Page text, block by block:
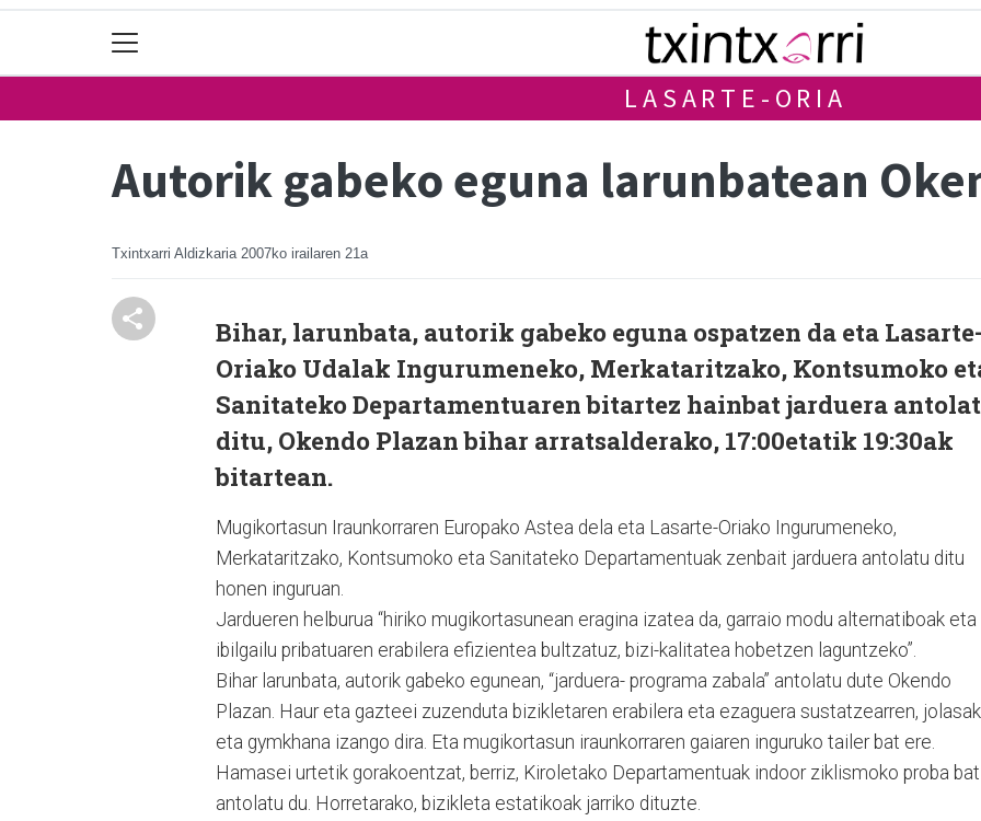
LASARTE-ORIA
Autorik gabeko eguna larunbatean
Txintxarri Aldizkaria 2007ko irailaren 21a
Bihar, larunbata, autorik gabeko eguna ospatzen da eta
Oriako Udalak Ingurumeneko, Merkataritzako, Kontsumoko
Sanitateko Departamentuaren bitartez hainbat jarduera
ditu, Okendo Plazan bihar arratsalderako, 17:00etatik 19:30ak
bitartean.
Mugikortasun Iraunkorraren Europako Astea dela eta Lasarte-Oriako Ingurumeneko,
Merkataritzako, Kontsumoko eta Sanitateko Departamentuak zenbait jarduera antolatu ditu
honen inguruan.
Jardueren helburua “hiriko mugikortasunean eragina izatea da, garraio modu alternatiboak eta
ibilgailu pribatuaren erabilera efizientea bultzatuz, bizi-kalitatea hobetzen laguntzeko”.
Bihar larunbata, autorik gabeko egunean, “jarduera- programa zabala” antolatu dute Okendo
Plazan. Haur eta gazteei zuzenduta bizikletaren erabilera eta ezaguera sustatzearren, jolasak
eta gymkhana izango dira. Eta mugikortasun iraunkorraren gaiaren inguruko tailer bat ere.
Hamasei urtetik gorakoentzat, berriz, Kiroletako Departamentuak indoor ziklismoko proba bat
antolatu du. Horretarako, bizikleta estatikoak jarriko dituzte.